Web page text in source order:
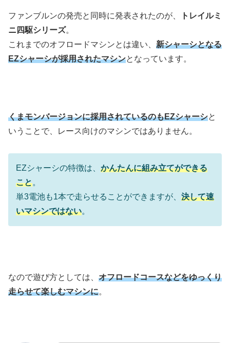
ファンブルンの発売と同時に発表されたのが、
トレイルミ
ニ四駆シリーズ。
これまでのオフロードマシンとは違い、 新シャーシとなる
EZシャーシが採用されたマシンとなっています。
くまモンバージョンに採用されているのもEZシャーシと
いうことで、レース向けのマシンではありません。
EZシャーシの特徴は、 かんたんに組み立てができる
こと。
単3電池も1本で走らせることができますが、 決して速
いマシンではない。
なので遊び方としては、 オフロードコースなどをゆっくり
走らせて楽しむマシンに。